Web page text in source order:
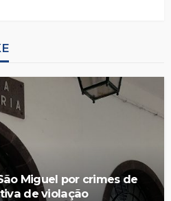
Miguel por crimes de
de violação